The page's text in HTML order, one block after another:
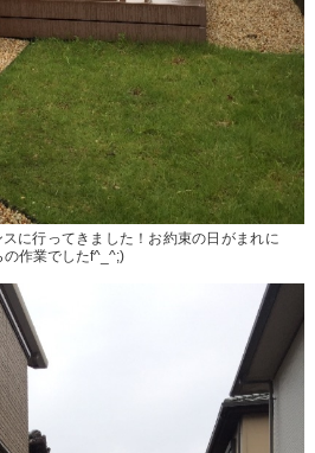
に行ってきました！お約束の日がまれに
作業でしたf^_^;)